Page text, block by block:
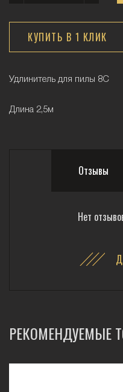
КУПИТЬ В 1 КЛИК
Удлинитель для пилы 8С
Длина 2,5м
Отзывы
Нет
РЕКОМЕНДУЕМЫЕ